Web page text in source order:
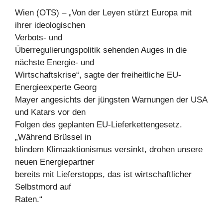
Wien (OTS) – „Von der Leyen stürzt Europa mit
ihrer ideologischen
Verbots- und
Überregulierungspolitik sehenden Auges in die
nächste Energie- und
Wirtschaftskrise“, sagte der freiheitliche EU-
Energieexperte Georg
Mayer angesichts der jüngsten Warnungen der USA
und Katars vor den
Folgen des geplanten EU-Lieferkettengesetz.
„Während Brüssel in
blindem Klimaaktionismus versinkt, drohen unsere
neuen Energiepartner
bereits mit Lieferstopps, das ist wirtschaftlicher
Selbstmord auf
Raten.“